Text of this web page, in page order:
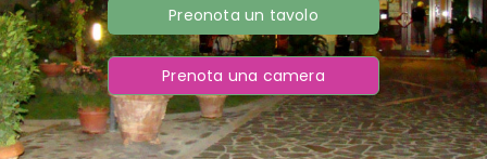
Preonota un tavolo
Prenota una camera